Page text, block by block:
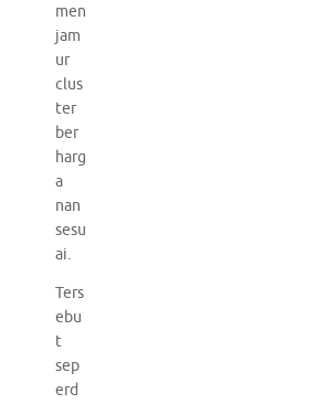
men
jam
ur
clus
ter
ber
harg
a
nan
sesu
ai.
Ters
ebu
t
sep
erd